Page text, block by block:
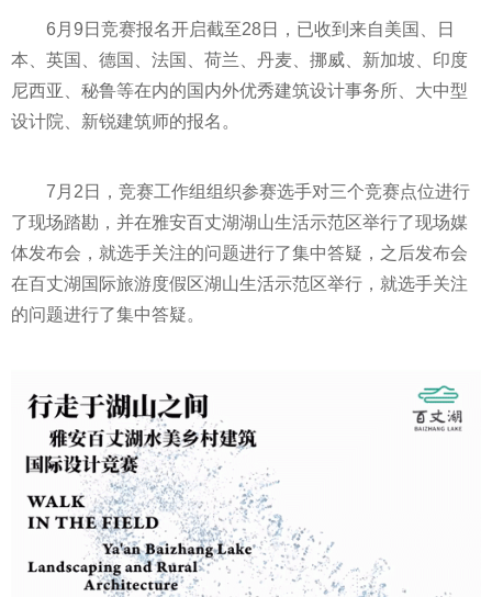
6月9日竞赛报名开启截至28日，已收到来自美国、日
本、英国、德国、法国、荷兰、丹麦、挪威、新加坡、印度
尼西亚、秘鲁等在内的国内外优秀建筑设计事务所、大中型
设计院、新锐建筑师的报名。
7月2日，竞赛工作组组织参赛选手对三个竞赛点位进行
了现场踏勘，并在雅安百丈湖湖山生活示范区举行了现场媒
体发布会，就选手关注的问题进行了集中答疑，之后发布会
在百丈湖国际旅游度假区湖山生活示范区举行，就选手关注
的问题进行了集中答疑。